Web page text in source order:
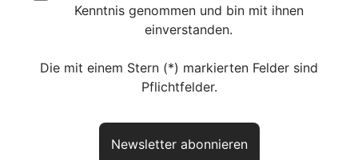
Kenntnis genommen und bin mit ihnen
einverstanden.
Die mit einem Stern (*) markierten Felder sind
Pflichtfelder.
Newsletter abonnieren